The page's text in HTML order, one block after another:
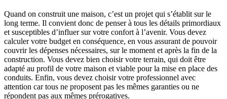
Quand on construit une maison, c’est un projet qui s’établit sur le
long terme. Il convient donc de penser à tous les détails primordiaux
et susceptibles d’influer sur votre confort à l’avenir. Vous devez
calculer votre budget en conséquence, en vous assurant de pouvoir
couvrir les dépenses nécessaires, sur le moment et après la fin de la
construction. Vous devez bien choisir votre terrain, qui doit être
adapté au profil de votre maison et viable pour la mise en place des
conduits. Enfin, vous devez choisir votre professionnel avec
attention car tous ne proposent pas les mêmes garanties ou ne
répondent pas aux mêmes prérogatives.